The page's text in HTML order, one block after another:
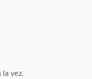
vez.